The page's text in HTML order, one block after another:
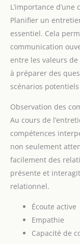
L’importance
Planifier un
essentiel. Cela
communication
entre les valeurs
à préparer des
scénarios
Observation des
Au cours de
compétences
non seulement
facilement des
présente et
relationnel.
Écoute active
Empathie
Capacité de